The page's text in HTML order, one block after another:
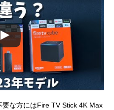
な方にはFire TV Stick 4K Max